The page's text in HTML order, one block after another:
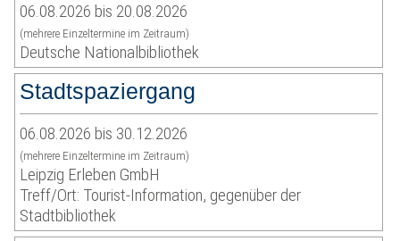
06.08.2026 bis 20.08.2026
(mehrere Einzeltermine im Zeitraum)
Deutsche Nationalbibliothek
Stadtspaziergang
06.08.2026 bis 30.12.2026
(mehrere Einzeltermine im Zeitraum)
Leipzig Erleben GmbH
Treff/Ort: Tourist-Information, gegenüber der
Stadtbibliothek